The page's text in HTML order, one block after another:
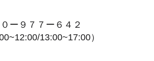
ー９７７ー６４２
13:00~17:00）